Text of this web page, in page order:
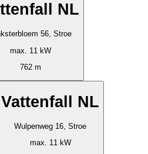
NL
56, Stroe
max. 11 kW
762 m
Vattenfall NL
Wulpenweg 16, Stroe
max. 11 kW